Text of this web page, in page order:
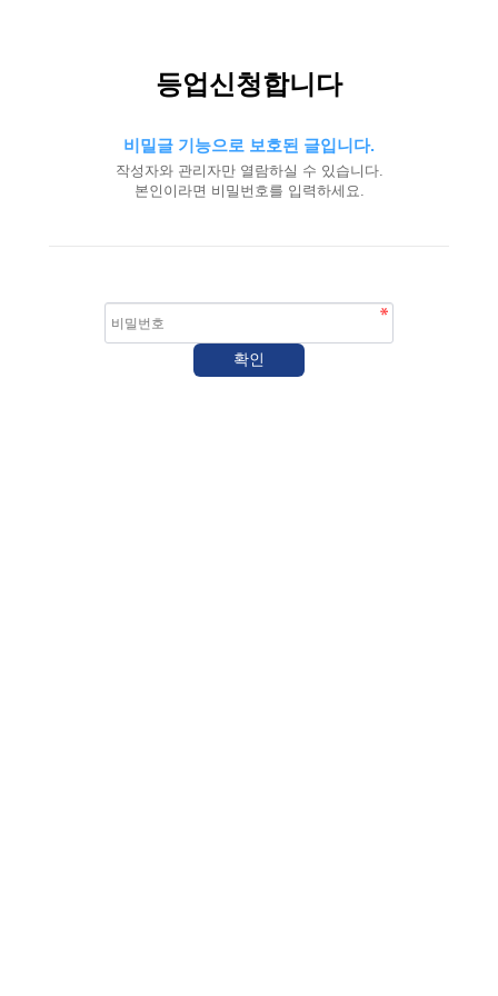
등업신청합니다
비밀글 기능으로 보호된 글입니다.
작성자와 관리자만 열람하실 수 있습니다.
본인이라면 비밀번호를 입력하세요.